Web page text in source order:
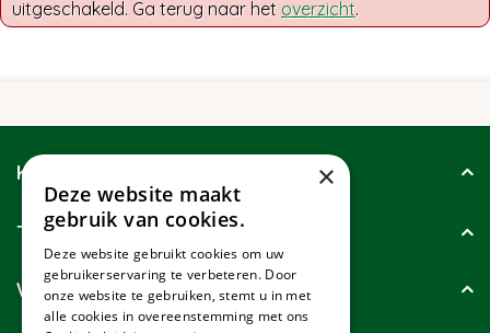
n uitgeschakeld. Ga terug naar het overzicht.
Klantenservice
Tuincollectie
Wie zijn wij?
×
Deze website maakt
gebruik van cookies.
Deze website gebruikt cookies om uw
gebruikerservaring te verbeteren. Door
onze website te gebruiken, stemt u in met
alle cookies in overeenstemming met ons